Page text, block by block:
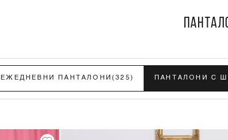
ЕЖЕДНЕВНИ ПАНТАЛОНИ(325) ПАНТАЛОНИ С